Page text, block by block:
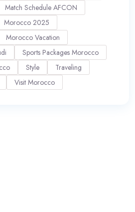
Match Schedule AFCON
Morocco 2025
Morocco Vacation
Sports Packages Morocco
Style
Traveling
Visit Morocco